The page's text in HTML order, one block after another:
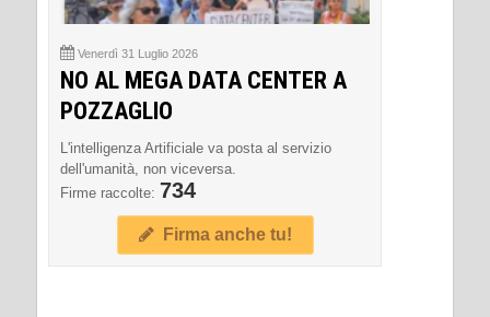
Venerdì 31 Luglio 2026
NO AL MEGA DATA CENTER A
POZZAGLIO
L'intelligenza Artificiale va posta al servizio
dell'umanità, non viceversa.
Firme raccolte: 734
Firma anche tu!